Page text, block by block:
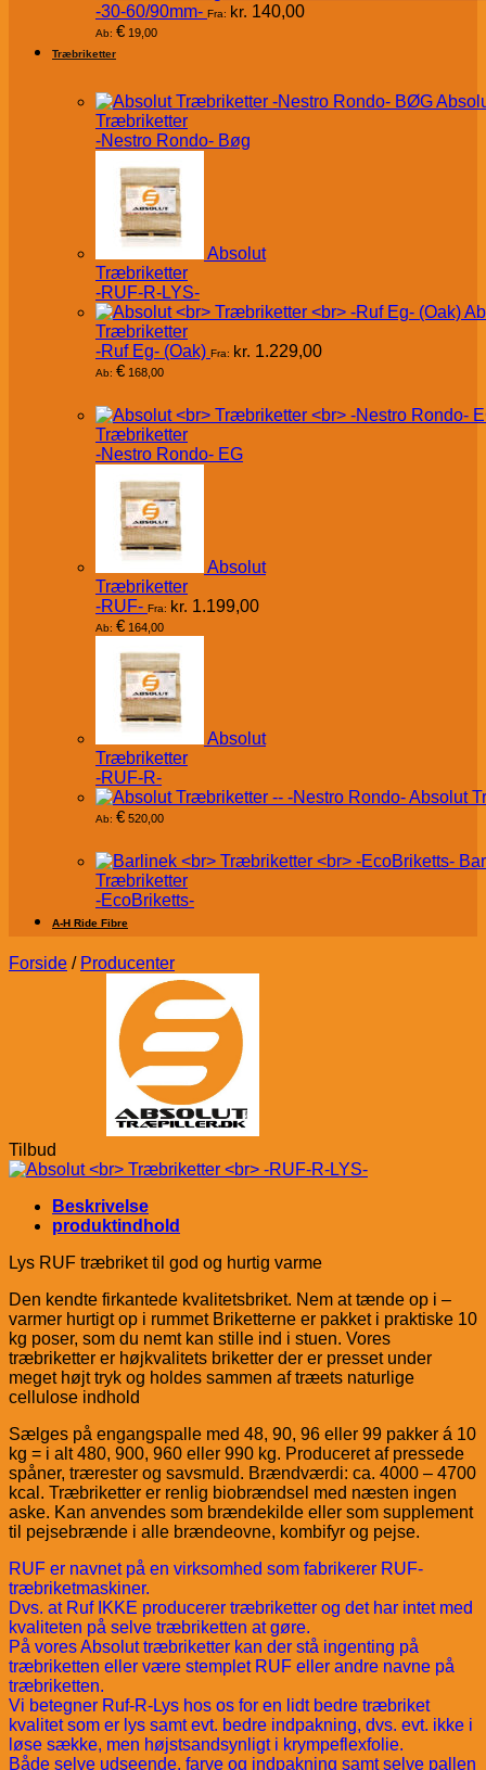
-30-60/90mm- Fra: kr. 140,00
Ab: € 19,00
Træbriketter
Træbriketter
-Nestro Rondo- Bøg
Absolut
Træbriketter
-RUF-R-LYS-
Træbriketter
-Ruf Eg- (Oak) Fra: kr. 1.229,00
Ab: € 168,00
Træbriketter
-Nestro Rondo- EG
Absolut
Træbriketter
-RUF- Fra: kr. 1.199,00
Ab: € 164,00
Absolut
Træbriketter
-RUF-R-
Absolut
Ab: € 520,00
Træbriketter
-EcoBriketts-
A-H Ride Fibre
Forside / Producenter
Tilbud
Beskrivelse
produktindhold
Lys RUF træbriket til god og hurtig varme
Den kendte firkantede kvalitetsbriket. Nem at tænde op i –
varmer hurtigt op i rummet Briketterne er pakket i praktiske 10
kg poser, som du nemt kan stille ind i stuen. Vores
træbriketter er højkvalitets briketter der er presset under
meget højt tryk og holdes sammen af træets naturlige
cellulose indhold
Sælges på engangspalle med 48, 90, 96 eller 99 pakker á 10
kg = i alt 480, 900, 960 eller 990 kg. Produceret af pressede
spåner, trærester og savsmuld. Brændværdi: ca. 4000 – 4700
kcal. Træbriketter er renlig biobrændsel med næsten ingen
aske. Kan anvendes som brændekilde eller som supplement
til pejsebrænde i alle brændeovne, kombifyr og pejse.
RUF er navnet på en virksomhed som fabrikerer RUF-
træbriketmaskiner.
Dvs. at Ruf IKKE producerer træbriketter og det har intet med
kvaliteten på selve træbriketten at gøre.
På vores Absolut træbriketter kan der stå ingenting på
træbriketten eller være stemplet RUF eller andre navne på
træbriketten.
Vi betegner Ruf-R-Lys hos os for en lidt bedre træbriket
kvalitet som er lys samt evt. bedre indpakning, dvs. evt. ikke i
løse sække, men højstsandsynligt i krympeflexfolie.
Både selve udseende, farve og indpakning samt selve pallen